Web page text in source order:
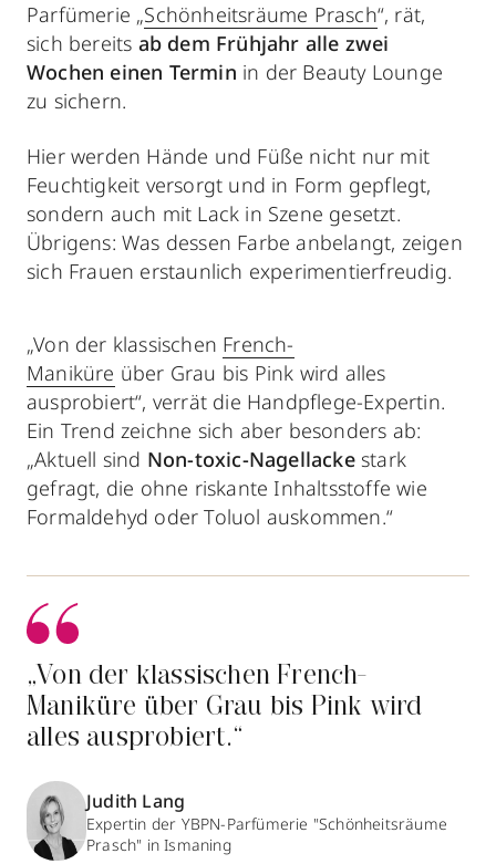
Parfümerie „Schönheitsräume Prasch“, rät,
sich bereits ab dem Frühjahr alle zwei
Wochen einen Termin in der Beauty Lounge
zu sichern.
Hier werden Hände und Füße nicht nur mit
Feuchtigkeit versorgt und in Form gepflegt,
sondern auch mit Lack in Szene gesetzt.
Übrigens: Was dessen Farbe anbelangt, zeigen
sich Frauen erstaunlich experimentierfreudig.
„Von der klassischen French-
Maniküre über Grau bis Pink wird alles
ausprobiert“, verrät die Handpflege-Expertin.
Ein Trend zeichne sich aber besonders ab:
„Aktuell sind Non-toxic-Nagellacke stark
gefragt, die ohne riskante Inhaltsstoffe wie
Formaldehyd oder Toluol auskommen.“
„Von der klassischen French-
Maniküre über Grau bis Pink wird
alles ausprobiert.“
Judith Lang
Expertin der YBPN-Parfümerie "Schönheitsräume
Prasch" in Ismaning